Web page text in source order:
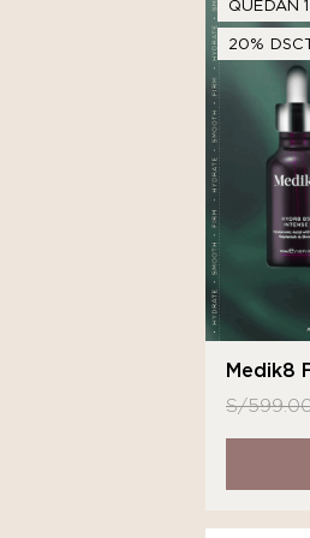
QUEDAN
20%
Medik8
S/